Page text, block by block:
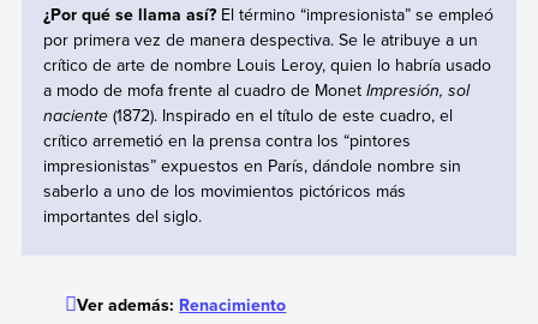
¿Por qué se llama así?El término “impresionista” se empleó
por primera vez de manera despectiva. Se le atribuye a un
crítico de arte de nombre Louis Leroy, quien lo habría usado
a modo de mofa frente al cuadro de Monet Impresión, sol
naciente(1872). Inspirado en el título de este cuadro, el
crítico arremetió en la prensa contra los “pintores
impresionistas” expuestos en París, dándole nombre sin
saberlo a uno de los movimientos pictóricos más
importantes del siglo.
Ver además: Renacimiento